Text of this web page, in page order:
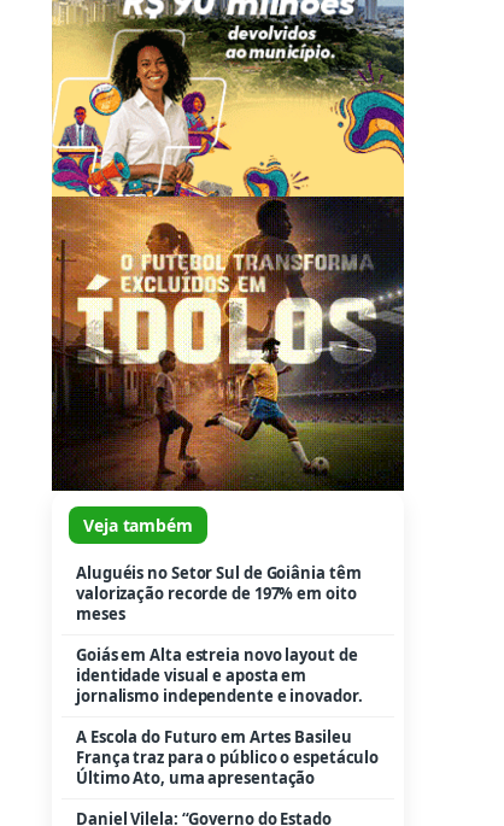
Veja também
Aluguéis no Setor Sul de Goiânia têm
valorização recorde de 197% em oito
meses
Goiás em Alta estreia novo layout de
identidade visual e aposta em
jornalismo independente e inovador.
A Escola do Futuro em Artes Basileu
França traz para o público o espetáculo
Último Ato, uma apresentação
Daniel Vilela: “Governo do Estado